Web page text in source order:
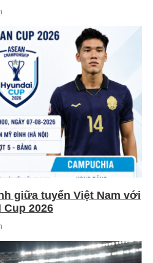
giữa tuyển Việt Nam với
Cup 2026